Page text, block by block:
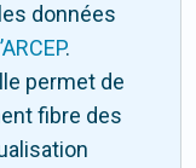
données
l’ARCEP.
permet de
fibre des